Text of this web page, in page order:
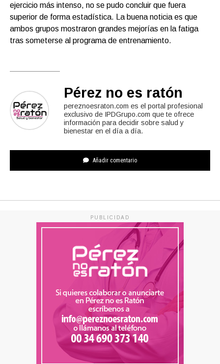
ejercicio más intenso, no se pudo concluir que fuera
superior de forma estadística. La buena noticia es que
ambos grupos mostraron grandes mejorías en la fatiga
tras someterse al programa de entrenamiento.
Pérez no es ratón
pereznoesraton.com es el portal profesional
exclusivo de IPDGrupo.com que te ofrece
información para decidir sobre salud y
bienestar en el día a día.
Añadir comentario
PUBLICIDAD